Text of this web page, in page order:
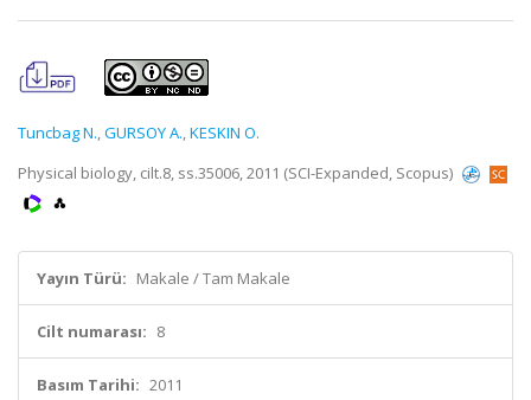
Tuncbag N.,GURSOY A.,KESKIN O.
Physical biology, cilt.8, ss.35006, 2011 (SCI-Expanded, Scopus)
Yayın Türü: Makale / Tam Makale
Cilt numarası: 8
Basım Tarihi: 2011